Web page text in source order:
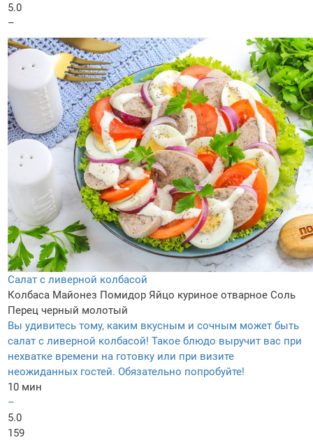
5.0
–
Салат с ливерной колбасой
Колбаса Майонез Помидор Яйцо куриное отварное Соль
Перец черный молотый
Вы удивитесь тому, каким вкусным и сочным может быть
салат с ливерной колбасой! Такое блюдо выручит вас при
нехватке времени на готовку или при визите
неожиданных гостей. Обязательно попробуйте!
10 мин
–
5.0
159